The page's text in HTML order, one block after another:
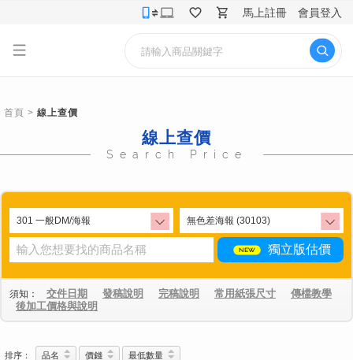
馬上註冊 會員登入
首頁 > 線上查價
線上查價
Search Price
獨立版估價
須知： 交件日期 發稿說明 完稿說明 常用紙張尺寸
傳檔教學
後加工價格與說明
排序： 品名 價錢 最低數量